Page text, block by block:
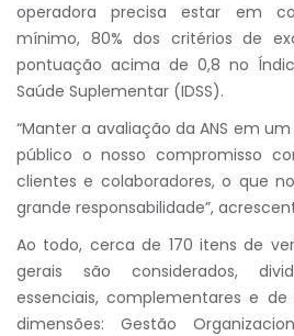
operadora precisa estar em
mínimo, 80% dos critérios de
pontuação acima de 0,8 no
Saúde Suplementar (IDSS).
“Manter a avaliação da ANS em
público o nosso compromisso
clientes e colaboradores, o que
grande responsabilidade”,
Ao todo, cerca de 170 itens de
gerais são considerados,
essenciais, complementares e
dimensões: Gestão